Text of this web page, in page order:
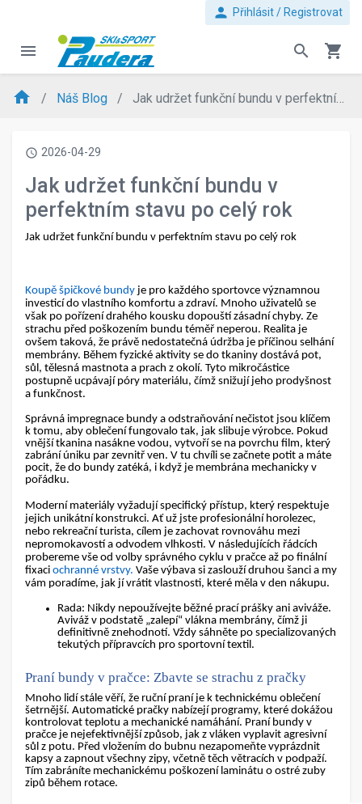
person Přihlásit / Registrovat
menu search shopping_cart
home Náš Blog Jak udržet funkční bundu v perfektním stavu po celý rok
access_time 2026-04-29
Jak udržet funkční bundu v
perfektním stavu po celý rok
Jak udržet funkční bundu v perfektním stavu po celý rok
Koupě špičkové bundy je pro každého sportovce významnou
investicí do vlastního komfortu a zdraví. Mnoho uživatelů se
však po pořízení drahého kousku dopouští zásadní chyby. Ze
strachu před poškozením bundu téměř neperou. Realita je
ovšem taková, že právě nedostatečná údržba je příčinou selhání
membrány. Během fyzické aktivity se do tkaniny dostává pot,
sůl, tělesná mastnota a prach z okolí. Tyto mikročástice
postupně ucpávají póry materiálu, čímž snižují jeho prodyšnost
a funkčnost.
Správná impregnace bundy a odstraňování nečistot jsou klíčem
k tomu, aby oblečení fungovalo tak, jak slibuje výrobce. Pokud
vnější tkanina nasákne vodou, vytvoří se na povrchu film, který
zabrání úniku par zevnitř ven. V tu chvíli se začnete potit a máte
pocit, že do bundy zatéká, i když je membrána mechanicky v
pořádku.
Moderní materiály vyžadují specifický přístup, který respektuje
jejich unikátní konstrukci. Ať už jste profesionální horolezec,
nebo rekreační turista, cílem je zachovat rovnováhu mezi
nepromokavostí a odvodem vlhkosti. V následujících řádcích
probereme vše od volby správného cyklu v pračce až po finální
fixaci ochranné vrstvy. Vaše výbava si zaslouží druhou šanci a my
vám poradíme, jak jí vrátit vlastnosti, které měla v den nákupu.
Rada: Nikdy nepoužívejte běžné prací prášky ani aviváže.
Aviváž v podstatě „zalepí“ vlákna membrány, čímž ji
definitivně znehodnotí. Vždy sáhněte po specializovaných
tekutých přípravcích pro sportovní textil.
Praní bundy v pračce: Zbavte se strachu z pračky
Mnoho lidí stále věří, že ruční praní je k technickému oblečení
šetrnější. Automatické pračky nabízejí programy, které dokážou
kontrolovat teplotu a mechanické namáhání. Praní bundy v
pračce je nejefektivnější způsob, jak z vláken vyplavit agresivní
sůl z potu. Před vložením do bubnu nezapomeňte vyprázdnit
kapsy a zapnout všechny zipy, včetně těch větracích v podpaží.
Tím zabráníte mechanickému poškození laminátu o ostré zuby
zipů během rotace.